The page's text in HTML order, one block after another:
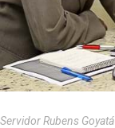
Servidor Rubens